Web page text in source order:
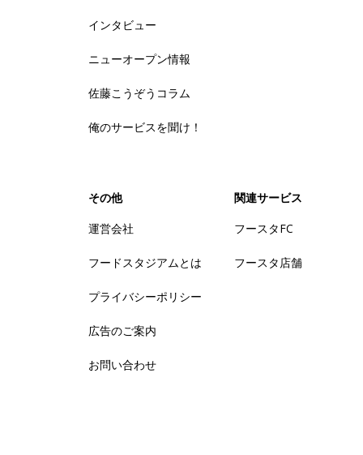
インタビュー
ニューオープン情報
佐藤こうぞうコラム
俺のサービスを聞け！
その他
運営会社
フードスタジアムとは
プライバシーポリシー
広告のご案内
お問い合わせ
関連サービス
フースタFC
フースタ店舗